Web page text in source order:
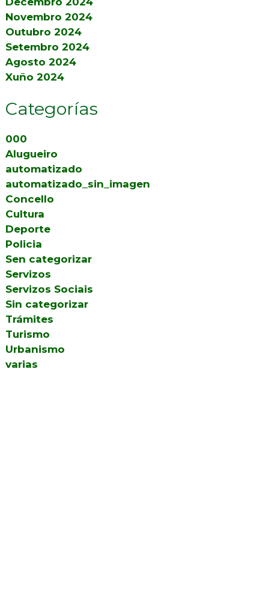
Novembro 2024
Outubro 2024
Setembro 2024
Agosto 2024
Xuño 2024
Categorías
000
Alugueiro
automatizado
automatizado_sin_imagen
Concello
Cultura
Deporte
Policia
Sen categorizar
Servizos
Servizos Sociais
Sin categorizar
Trámites
Turismo
Urbanismo
varias